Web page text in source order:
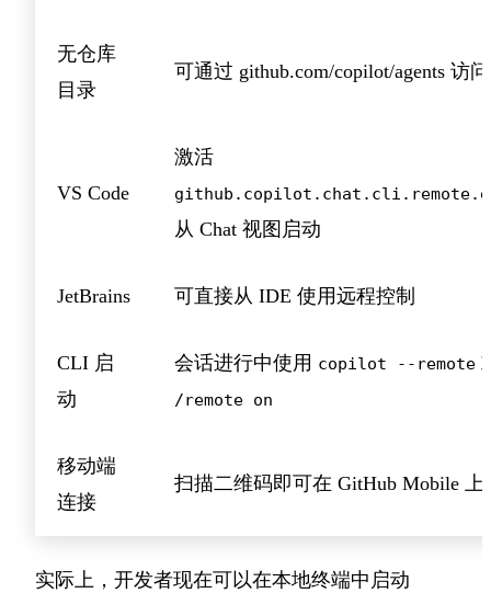
无仓库
目录
可通过 github.com/copilot/agents 访问
VS Code
激活
从 Chat 视图启动
JetBrains 可直接从 IDE 使用远程控制
CLI 启
动
会话进行中使用 copilot --remote
/remote on
移动端
连接
扫描二维码即可在 GitHub Mobile 上
实际上，开发者现在可以在本地终端中启动